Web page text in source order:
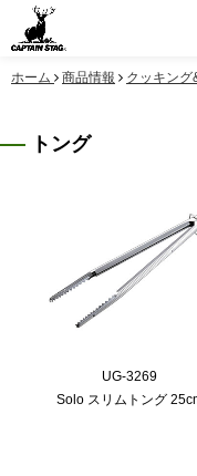
ホーム 商品情報 クッキング
トング
UG-3269
Solo スリムトング